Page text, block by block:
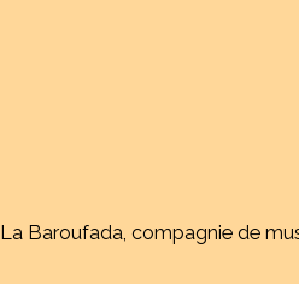
La Baroufada, compagnie de